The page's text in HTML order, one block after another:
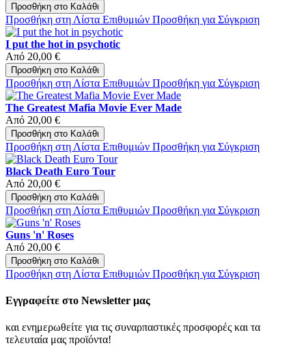
Προσθήκη στο Καλάθι
Προσθήκη στη Λίστα Επιθυμιών Προσθήκη για Σύγκριση
I put the hot in psychotic
Από 20,00 €
Προσθήκη στο Καλάθι
Προσθήκη στη Λίστα Επιθυμιών Προσθήκη για Σύγκριση
The Greatest Mafia Movie Ever Made
Από 20,00 €
Προσθήκη στο Καλάθι
Προσθήκη στη Λίστα Επιθυμιών Προσθήκη για Σύγκριση
Black Death Euro Tour
Από 20,00 €
Προσθήκη στο Καλάθι
Προσθήκη στη Λίστα Επιθυμιών Προσθήκη για Σύγκριση
Guns 'n' Roses
Από 20,00 €
Προσθήκη στο Καλάθι
Προσθήκη στη Λίστα Επιθυμιών Προσθήκη για Σύγκριση
Εγγραφείτε στο Newsletter μας
και ενημερωθείτε για τις συναρπαστικές προσφορές και τα
τελευταία μας προϊόντα!